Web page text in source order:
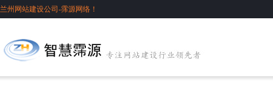
兰州网站建设公司-霈源网络！